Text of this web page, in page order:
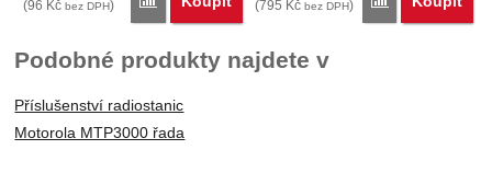
(96 Kč bez DPH) (795 Kč bez DPH)
Podobné produkty najdete v
Příslušenství radiostanic
Motorola MTP3000 řada